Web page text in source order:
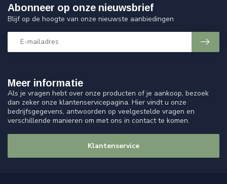
Meer informatie
Als je vragen hebt over onze producten of je aankoop, bezoek
dan zeker onze klantenservicepagina. Hier vindt u onze
bedrijfsgegevens, antwoorden op veelgestelde vragen en
verschillende manieren om met ons in contact te komen.
Klantenservice
Abonneer op onze nieuwsbrief
Blijf op de hoogte van onze nieuwste aanbiedingen